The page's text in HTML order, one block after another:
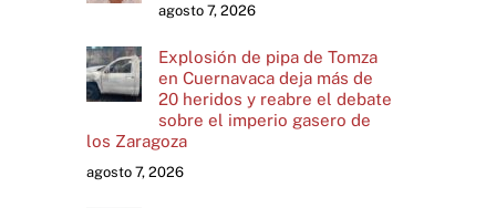
agosto 7, 2026
Explosión de pipa de Tomza
en Cuernavaca deja más de
20 heridos y reabre el debate
sobre el imperio gasero de
los Zaragoza
agosto 7, 2026